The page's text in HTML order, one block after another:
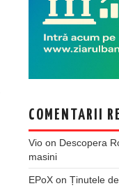
COMENTARII
Vio on Descopera
masini
EPoX on Ținutele